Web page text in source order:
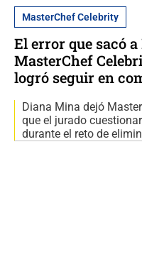
MasterChef Celebrity
El error que sacó
MasterChef
logró seguir en
Diana Mina dejó
que el jurado
durante el reto de